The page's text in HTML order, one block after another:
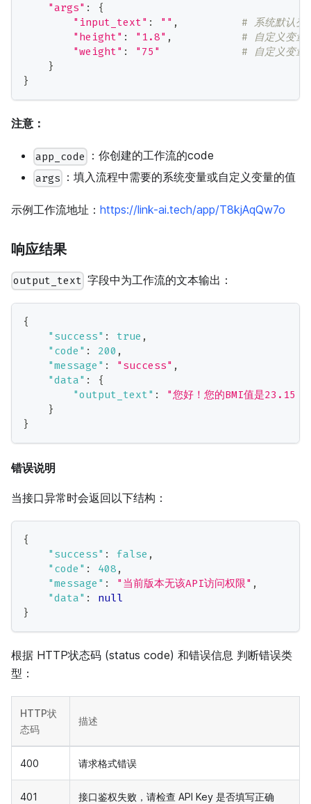
"args" :
{
"input_text" : "" , # 系统默认变
"height" : "1.8" , # 自定义变量
"weight" : "75"
# 自定义变量
}
}
注意：
app_code ：你创建的工作流的code
args ：填入流程中需要的系统变量或自定义变量的值
示例工作流地址： https://link-ai.tech/app/T8kjAqQw7o
响应结果
output_text 字段中为工作流的文本输出：
{
"success" : true ,
"code" : 200 ,
"message" : "success" ,
"data" :
{
"output_text" :
"您好！您的BMI值是23.15，
}
}
错误说明
当接口异常时会返回以下结构：
{
"success" : false ,
"code" : 408 ,
"message" : "当前版本无该API访问权限" ,
"data" :
null
}
根据 HTTP状态码 (status code) 和错误信息 判断错误类
型：
HTTP状
态码
描述
400 请求格式错误
401 接口鉴权失败，请检查 API Key 是否填写正确